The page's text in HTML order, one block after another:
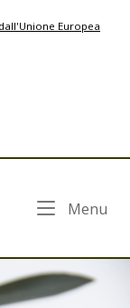
Europea
Menu